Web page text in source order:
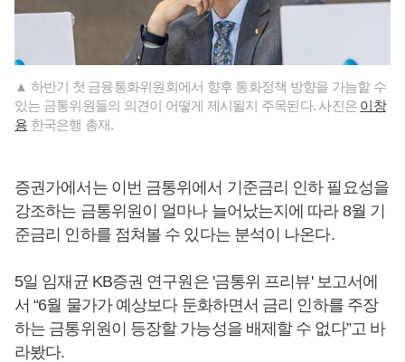
▲ 하반기 첫 금융통화위원회에서 향후 통화정책 방향을 가늠할 수
있는 금통위원들의 의견이 어떻게 제시될지 주목된다. 사진은 이창
용 한국은행 총재.
증권가에서는 이번 금통위에서 기준금리 인하 필요성을
강조하는 금통위원이 얼마나 늘어났는지에 따라 8월 기
준금리 인하를 점쳐볼 수 있다는 분석이 나온다.
5일 임재균 KB증권 연구원은 '금통위 프리뷰' 보고서에
서 “6월 물가가 예상보다 둔화하면서 금리 인하를 주장
하는 금통위원이 등장할 가능성을 배제할 수 없다”고 바
라봤다.